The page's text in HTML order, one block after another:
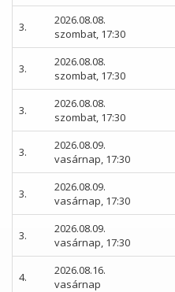
3.
2026.08.08.
szombat, 17:30
3.
2026.08.08.
szombat, 17:30
3.
2026.08.08.
szombat, 17:30
3.
2026.08.09.
vasárnap, 17:30
3.
2026.08.09.
vasárnap, 17:30
3.
2026.08.09.
vasárnap, 17:30
4.
2026.08.16.
vasárnap